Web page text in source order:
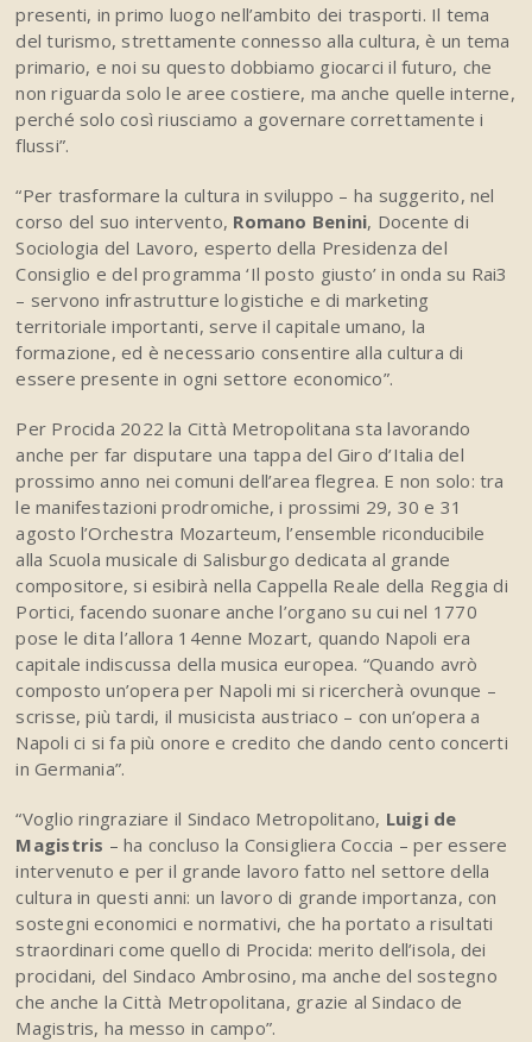
presenti, in primo luogo nell’ambito dei trasporti. Il tema
del turismo, strettamente connesso alla cultura, è un tema
primario, e noi su questo dobbiamo giocarci il futuro, che
non riguarda solo le aree costiere, ma anche quelle interne,
perché solo così riusciamo a governare correttamente i
flussi”.
“Per trasformare la cultura in sviluppo – ha suggerito, nel
corso del suo intervento, Romano Benini, Docente di
Sociologia del Lavoro, esperto della Presidenza del
Consiglio e del programma ‘Il posto giusto’ in onda su Rai3
– servono infrastrutture logistiche e di marketing
territoriale importanti, serve il capitale umano, la
formazione, ed è necessario consentire alla cultura di
essere presente in ogni settore economico”.
Per Procida 2022 la Città Metropolitana sta lavorando
anche per far disputare una tappa del Giro d’Italia del
prossimo anno nei comuni dell’area flegrea. E non solo: tra
le manifestazioni prodromiche, i prossimi 29, 30 e 31
agosto l’Orchestra Mozarteum, l’ensemble riconducibile
alla Scuola musicale di Salisburgo dedicata al grande
compositore, si esibirà nella Cappella Reale della Reggia di
Portici, facendo suonare anche l’organo su cui nel 1770
pose le dita l’allora 14enne Mozart, quando Napoli era
capitale indiscussa della musica europea. “Quando avrò
composto un’opera per Napoli mi si ricercherà ovunque –
scrisse, più tardi, il musicista austriaco – con un’opera a
Napoli ci si fa più onore e credito che dando cento concerti
in Germania”.
“Voglio ringraziare il Sindaco Metropolitano, Luigi de
Magistris – ha concluso la Consigliera Coccia – per essere
intervenuto e per il grande lavoro fatto nel settore della
cultura in questi anni: un lavoro di grande importanza, con
sostegni economici e normativi, che ha portato a risultati
straordinari come quello di Procida: merito dell’isola, dei
procidani, del Sindaco Ambrosino, ma anche del sostegno
che anche la Città Metropolitana, grazie al Sindaco de
Magistris, ha messo in campo”.